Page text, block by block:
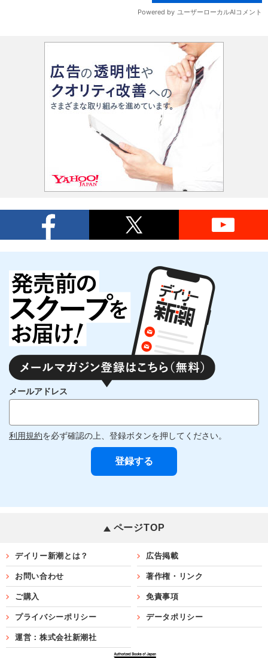
メールアドレス
利用規約を必ず確認の上、登録ボタンを押してください。
ページTOP
デイリー新潮とは？ 広告掲載
お問い合わせ 著作権・リンク
ご購入 免責事項
プライバシーポリシー データポリシー
運営：株式会社新潮社